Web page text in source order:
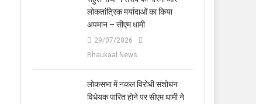
लोकतांत्रिक मर्यादाओं का किया
अपमान – सीएम धामी
29/07/2026
Bhaukaal News
लोकसभा में नकल विरोधी संशोधन
विधेयक पारित होने पर सीएम धामी ने